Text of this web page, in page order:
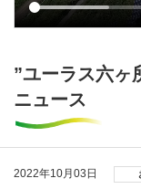
”ユーラス六ヶ
ニュース
2022年10月03日